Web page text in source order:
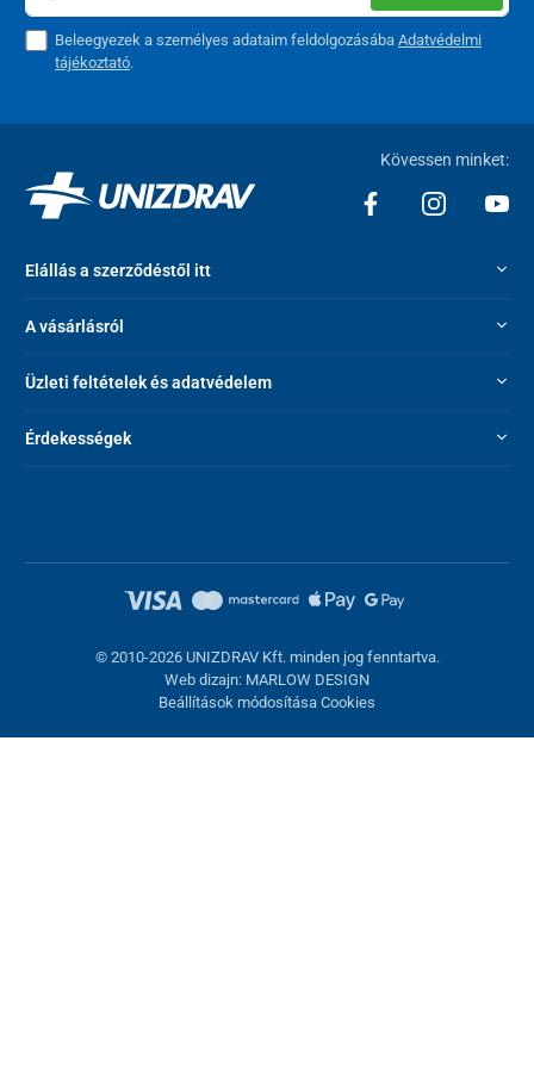
Beleegyezek a személyes adataim feldolgozásábaAdatvédelmi
tájékoztató.
Kövessen minket:
Elállás a szerződéstől itt
A vásárlásról
Üzleti feltételek és adatvédelem
Érdekességek
© 2010-2026 UNIZDRAV Kft. minden jog fenntartva.
Web dizajn: MARLOW DESIGN
Beállítások módosítása Cookies